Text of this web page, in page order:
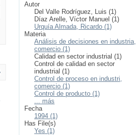
Autor
Del Valle Rodríguez, Luis (1)
Díaz Arelle, Víctor Manuel (1)
Urquía Almada, Ricardo (1)
Materia
Análisis de decisiones en industria,
comercio (1)
Calidad en sector industrial (1)
Control de calidad en sector
industrial (1)
Control de proceso en industri,
comercio (1)
Control de producto (1)
... más
Fecha
1994 (1)
Has File(s)
Yes (1)